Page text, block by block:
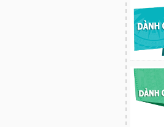
03:41
GIAO
GIỮA
CÔNG
HỌC
HỌC
NHIÊN
02:22
Nghiên
hướng